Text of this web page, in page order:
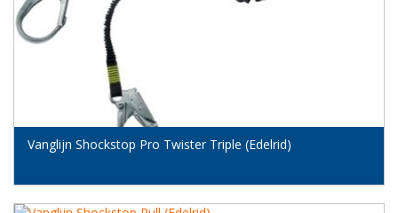
Vanglijn Shockstop Pro Twister Triple (Edelrid)